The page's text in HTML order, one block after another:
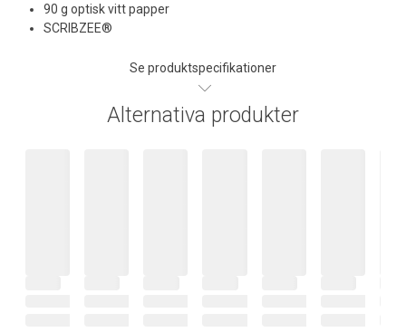
90 g optisk vitt papper
SCRIBZEE®
Se produktspecifikationer
Alternativa produkter